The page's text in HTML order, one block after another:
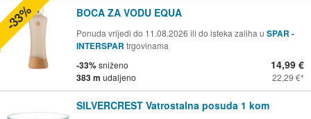
BOCA ZA VODU EQUA
Ponuda vrijedi do 11.08.2026 ili do isteka zaliha u SPAR -
INTERSPAR trgovinama
-33%sniženo
383 m udaljeno
14,99 €
22,29 €
-33%
SILVERCREST Vatrostalna posuda 1 kom